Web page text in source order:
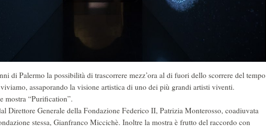
di Palermo la possibilità di trascorrere mezz’ora al di fuori dello scorrere del tempo
assaporando la visione artistica di uno dei più grandi artisti viventi.
mostra “Purification”.
Direttore Generale della Fondazione Federico II, Patrizia Monterosso, coadiuvata
stessa, Gianfranco Miccichè. Inoltre la mostra è frutto del raccordo con